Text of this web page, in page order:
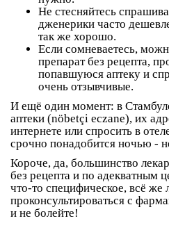
Не стесняйтесь
дженерики часто
так же хорошо.
Если сомневаетесь,
препарат без рецепта,
попавшуюся аптеку и
очень отзывчивые.
И ещё один момент: в
аптеки (nöbetçi eczane), их
интернете или спросить в
срочно понадобится ночью -
Короче, да, большинство
без рецепта и по адекватным
что-то специфическое, всё же
проконсультироваться с
и не болейте!